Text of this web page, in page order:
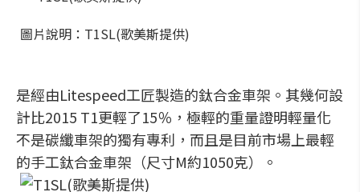
圖片說明：T1SL(歌美斯提供)
是經由Litespeed工匠製造的鈦合金車架。其幾何設
計比2015 T1更輕了15％，極輕的重量證明輕量化
不是碳纖車架的獨有專利，而且是目前市場上最輕
的手工鈦合金車架（尺寸M約1050克）。